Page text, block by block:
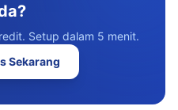
Setup dalam 5 menit.
Sekarang